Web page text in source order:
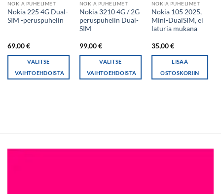
NOKIA PUHELIMET
Nokia 225 4G Dual-
SIM -peruspuhelin
69,00€
VALITSE
VAIHTOEHDOISTA
NOKIA PUHELIMET
Nokia 3210 4G / 2G
peruspuhelin Dual-
SIM
99,00€
VALITSE
VAIHTOEHDOISTA
NOKIA PUHELIMET
Nokia 105 2025,
Mini-DualSIM, ei
laturia mukana
35,00€
LISÄÄ
OSTOSKORIIN